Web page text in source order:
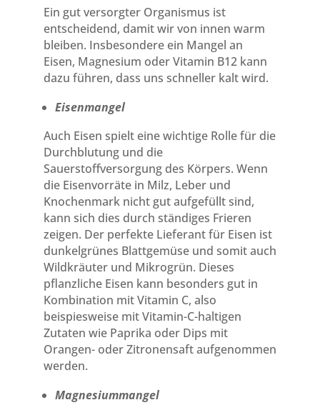
Ein gut versorgter Organismus ist
entscheidend, damit wir von innen warm
bleiben. Insbesondere ein Mangel an
Eisen, Magnesium oder Vitamin B12 kann
dazu führen, dass uns schneller kalt wird.
Eisenmangel
Auch Eisen spielt eine wichtige Rolle für die
Durchblutung und die
Sauerstoffversorgung des Körpers. Wenn
die Eisenvorräte in Milz, Leber und
Knochenmark nicht gut aufgefüllt sind,
kann sich dies durch ständiges Frieren
zeigen. Der perfekte Lieferant für Eisen ist
dunkelgrünes Blattgemüse und somit auch
Wildkräuter und Mikrogrün. Dieses
pflanzliche Eisen kann besonders gut in
Kombination mit Vitamin C, also
beispiesweise mit Vitamin-C-haltigen
Zutaten wie Paprika oder Dips mit
Orangen- oder Zitronensaft aufgenommen
werden.
Magnesiummangel